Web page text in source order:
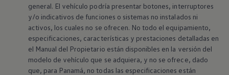
general. El vehículo podría presentar botones, interruptores
y/o indicativos de funciones o sistemas no instalados ni
activos, los cuales no se ofrecen. No todo el equipamiento,
especificaciones, características y prestaciones detalladas en
el Manual del Propietario están disponibles en la versión del
modelo de vehículo que se adquiera, y no se ofrece, dado
que, para Panamá, no todas las especificaciones están